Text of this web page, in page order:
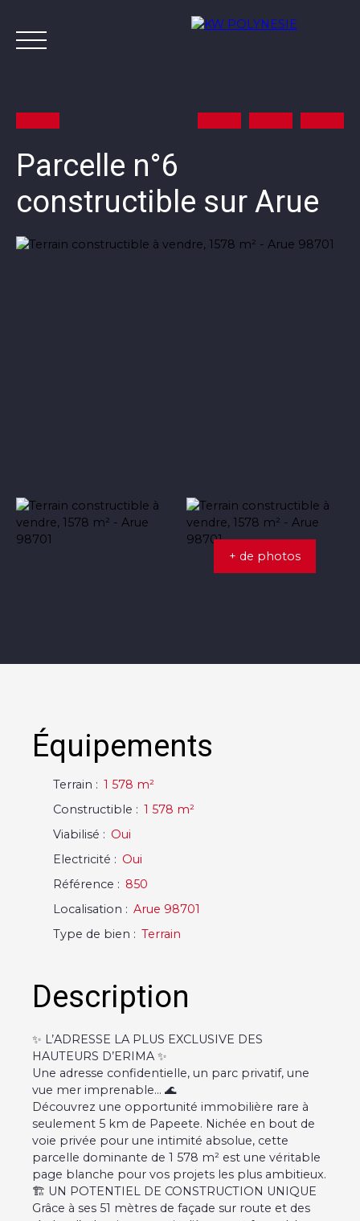
Annonces Vendre avec KW Estimer
Parcelle n°6
constructible sur Arue
+ de photos
Équipements
Terrain : 1 578 m²
Constructible : 1 578 m²
Viabilisé : Oui
Electricité : Oui
Référence : 850
Localisation : Arue 98701
Type de bien : Terrain
Description
✨ L’ADRESSE LA PLUS EXCLUSIVE DES
HAUTEURS D’ERIMA ✨
Une adresse confidentielle, un parc privatif, une
vue mer imprenable... 🌊
Découvrez une opportunité immobilière rare à
seulement 5 km de Papeete. Nichée en bout de
voie privée pour une intimité absolue, cette
parcelle dominante de 1 578 m² est une véritable
page blanche pour vos projets les plus ambitieux.
🏗️ UN POTENTIEL DE CONSTRUCTION UNIQUE
Grâce à ses 51 mètres de façade sur route et des